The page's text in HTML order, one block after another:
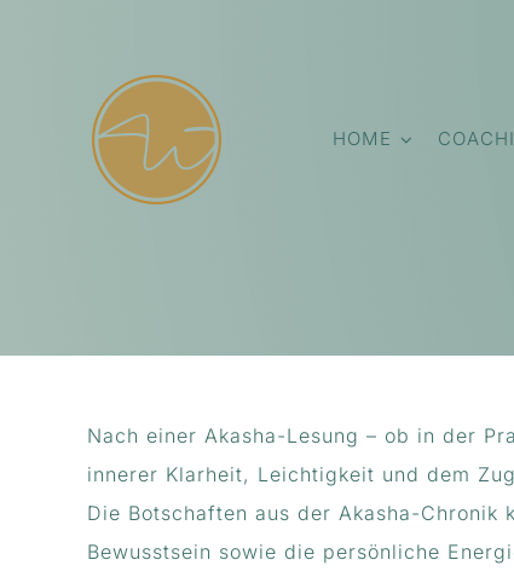
HOME
Nach einer Akasha-Lesung – ob in der
innerer Klarheit, Leichtigkeit und dem
Die Botschaften aus der Akasha-
Bewusstsein sowie die persönliche